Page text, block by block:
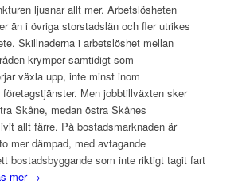
ljusnar allt mer. Arbetslösheten
än i övriga storstadslän och fler utrikes
Skillnaderna i arbetslöshet mellan
krymper samtidigt som
växla upp, inte minst inom
Men jobbtillväxten sker
Skåne, medan östra Skånes
allt färre. På bostadsmarknaden är
mer dämpad, med avtagande
bostadsbyggande som inte riktigt tagit fart
mer →